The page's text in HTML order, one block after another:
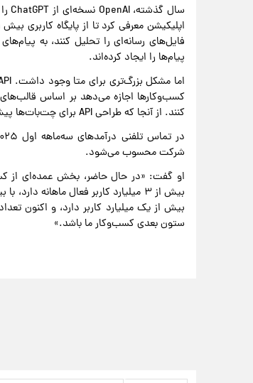
فایل‌های رسانه‌ای را تحلیل کنند، به
پیام‌ها را ایجاد کرده‌اند.
کسب‌وکارها اجازه می‌دهد بر اساس قالب‌های
کنند. از آنجا که طراحی API برای چت‌بات‌ها پیش‌بینی نشده بود، واتساپ نمی‌توانست از آن‌ها درآمد کسب کند.
شرکت محسوب می‌شود.
او گفت: «در حال حاضر، بخش عمده‌ای از
بیش از یک میلیارد کاربر دارد، و اکنون
ستون بعدی کسب‌وکار ما باشد.»